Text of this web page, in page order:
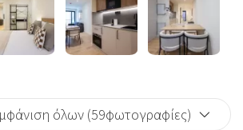
όλων (59φωτογραφίες)